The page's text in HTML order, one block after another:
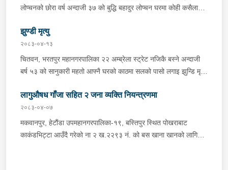
लोप्चनको छोरा वर्ष अन्दाजी ३७ को बुद्धि बहादुर लोप्चन घरमा कोही कसैलाई
मिति २०८३।०४।१४ गते सोहि स्थित कुसुमटार खोल्सामा घोप्टो परी मृत
अवस्थामा फेला परेको । यस घटना सम्बन्धमा थप अनुसन्धान कार्य भईरहेको
छ ।
झुण्डी मृत्यु
२०८३-०४-१३
चितवन, भरतपुर महानगरपालिका २२ अम्ब्रेला स्ट्रेट नजिकै बस्ने अन्दाजी
बर्ष ५३ को सानुकारी महतो आफ्नै घरको काठमा सलको पासो लगाइ झुन्डि मृत्यु
सहित थप अनुसन्धान कार्य भइरहेको ।
लागुऔषध गाँजा सहित २ जना व्यक्ति नियन्त्रणमा
२०८३-०४-०७
मकवानपुर, हेटौंडा उपमहानगरपालिका-१९, बस्तिपुर स्थित पोखराबाट
काकंडभिट्टा आउँदै गरेको ना २ ख.२२९३ नं. को बस खाना खानको लागि